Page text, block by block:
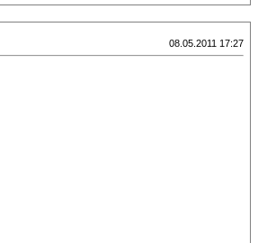
08.05.2011 17:27